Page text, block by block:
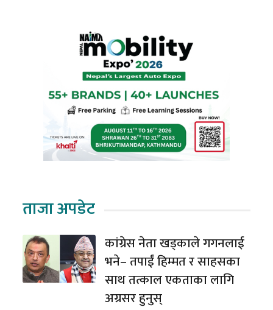
ताजा अपडेट
कांग्रेस नेता खड्काले गगनलाई
भने– तपाईं हिम्मत र साहसका
साथ तत्काल एकताका लागि
अग्रसर हुनुस्